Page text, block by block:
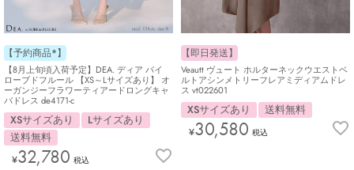
【予約商品*】
【8月上旬頃入荷予定】DEA. ディア バイ
ローブドフルール 【XS～Lサイズあり】 オ
ーガンジーフラワーティアードロングキャ
バドレス de4171-c
XSサイズあり
Lサイズあり
送料無料
¥32,780 税込
【即日発送】
Veautt ヴュート ホルターネックウエストベ
ルトアシンメトリーフレアミディアムドレ
ス vt022601
XSサイズあり 送料無料
¥30,580 税込